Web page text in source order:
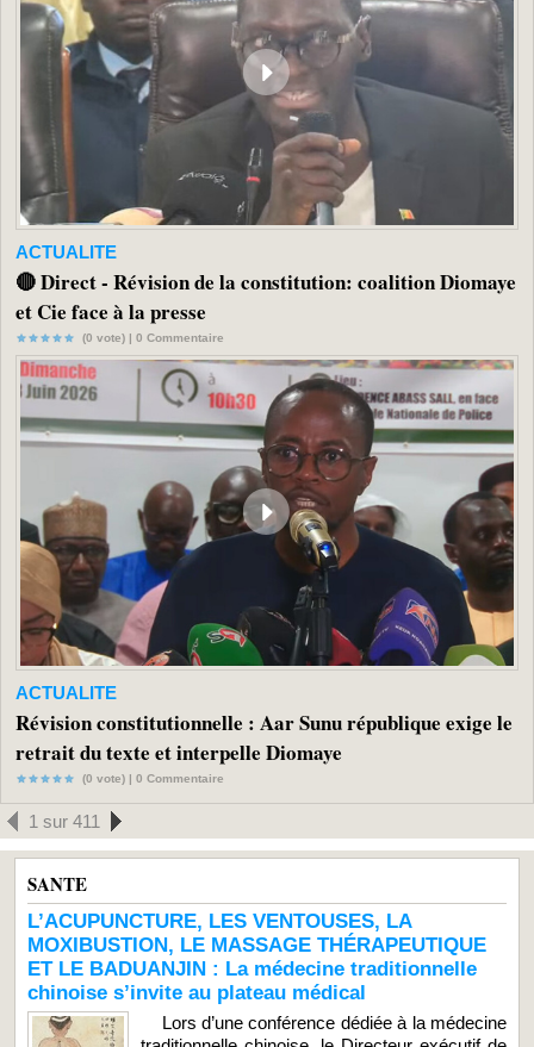
ACTUALITE
🔴 Direct - Révision de la constitution: coalition Diomaye
et Cie face à la presse
(0 vote) | 0 Commentaire
ACTUALITE
Révision constitutionnelle : Aar Sunu république exige le
retrait du texte et interpelle Diomaye
(0 vote) | 0 Commentaire
1 sur 411
SANTE
L’ACUPUNCTURE, LES VENTOUSES, LA
MOXIBUSTION, LE MASSAGE THÉRAPEUTIQUE
ET LE BADUANJIN : La médecine traditionnelle
chinoise s’invite au plateau médical
Lors d’une conférence dédiée à la médecine